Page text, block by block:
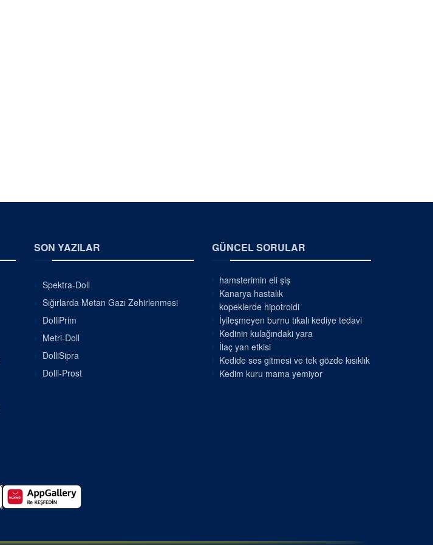
SON YAZILAR
Spektra-Doll
Sığırlarda Metan Gazı Zehirlenmesi
DolliPrim
Metri-Doll
DolliSipra
Dolli-Prost
GÜNCEL SORULAR
hamsterimin eli şiş
Kanarya hastalık
kopeklerde hipotroidi
İyileşmeyen burnu tıkalı kediye tedavi
Kedinin kulağındaki yara
İlaç yan etkisi
Kedide ses gitmesi ve tek gözde kısıklık
Kedim kuru mama yemiyor